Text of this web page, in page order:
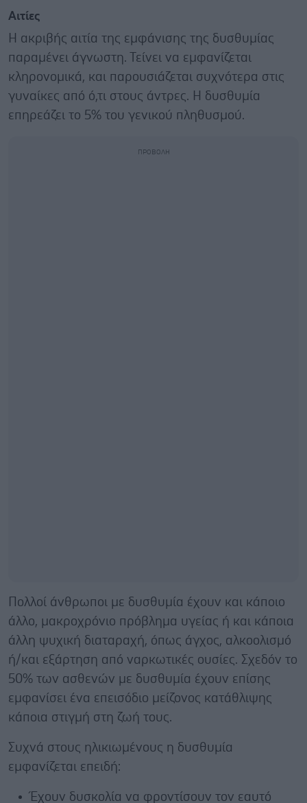
Αιτίες
Η ακριβής αιτία της εμφάνισης της δυσθυμίας
παραμένει άγνωστη. Τείνει να εμφανίζεται
κληρονομικά, και παρουσιάζεται συχνότερα στις
γυναίκες από ό,τι στους άντρες. Η δυσθυμία
επηρεάζει το 5% του γενικού πληθυσμού.
Πολλοί άνθρωποι με δυσθυμία έχουν και κάποιο
άλλο, μακροχρόνιο πρόβλημα υγείας ή και κάποια
άλλη ψυχική διαταραχή, όπως άγχος, αλκοολισμό
ή/και εξάρτηση από ναρκωτικές ουσίες. Σχεδόν το
50% των ασθενών με δυσθυμία έχουν επίσης
εμφανίσει ένα επεισόδιο μείζονος κατάθλιψης
κάποια στιγμή στη ζωή τους.
Συχνά στους ηλικιωμένους η δυσθυμία
εμφανίζεται επειδή:
Έχουν δυσκολία να φροντίσουν τον εαυτό